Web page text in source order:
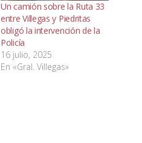
Un camión sobre la Ruta 33
entre Villegas y Piedritas
obligó la intervención de la
Policía
16 julio, 2025
En «Gral. Villegas»